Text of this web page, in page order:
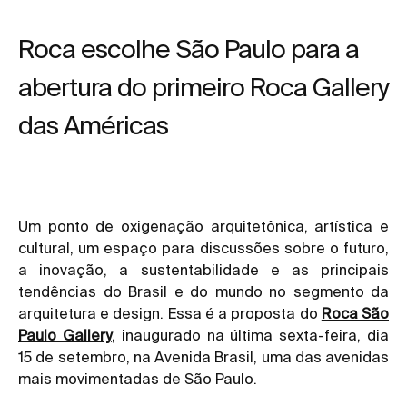
Roca escolhe São Paulo para a
abertura do primeiro Roca Gallery
das Américas
Um ponto de oxigenação arquitetônica, artística e
cultural, um espaço para discussões sobre o futuro,
a inovação, a sustentabilidade e as principais
tendências do Brasil e do mundo no segmento da
arquitetura e design. Essa é a proposta do Roca São
Paulo Gallery, inaugurado na última sexta-feira, dia
15 de setembro, na Avenida Brasil, uma das avenidas
mais movimentadas de São Paulo.